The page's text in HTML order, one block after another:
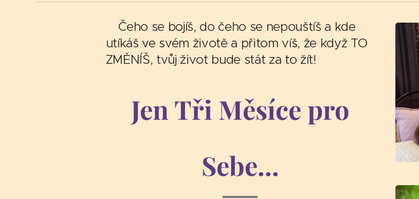
Čeho se bojíš, do čeho se nepouštíš a kde
utíkáš ve svém životě a přitom víš, že když TO
ZMĚNÍŠ, tvůj život bude stát za to žít!
Jen Tři Měsíce pro
Sebe...